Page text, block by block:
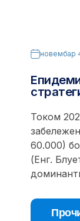
новембар
Током
60.000)
(Енг.